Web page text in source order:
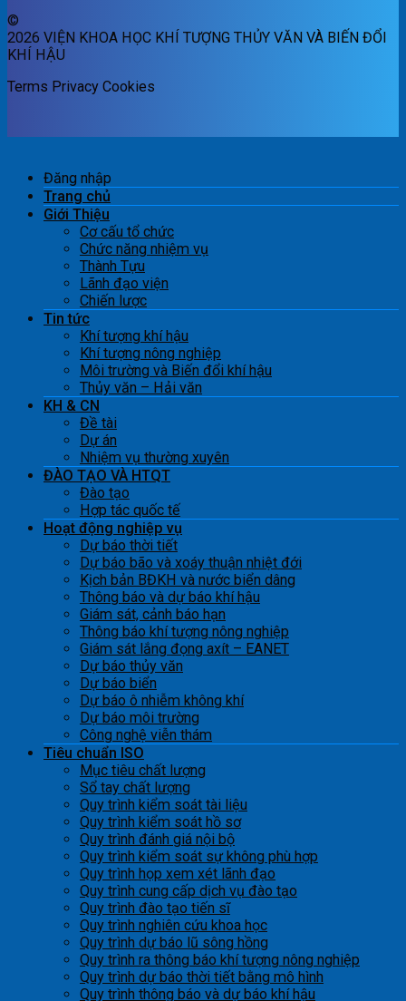
©
2026 VIỆN KHOA HỌC KHÍ TƯỢNG THỦY VĂN VÀ BIẾN ĐỔI
KHÍ HẬU
Terms Privacy Cookies
Đăng nhập
Trang chủ
Giới Thiệu
Cơ cấu tổ chức
Chức năng nhiệm vụ
Thành Tựu
Lãnh đạo viện
Chiến lược
Tin tức
Khí tượng khí hậu
Khí tượng nông nghiệp
Môi trường và Biến đổi khí hậu
Thủy văn – Hải văn
KH & CN
Đề tài
Dự án
Nhiệm vụ thường xuyên
ĐÀO TẠO VÀ HTQT
Đào tạo
Hợp tác quốc tế
Hoạt động nghiệp vụ
Dự báo thời tiết
Dự báo bão và xoáy thuận nhiệt đới
Kịch bản BĐKH và nước biển dâng
Thông báo và dự báo khí hậu
Giám sát, cảnh báo hạn
Thông báo khí tượng nông nghiệp
Giám sát lắng đọng axít – EANET
Dự báo thủy văn
Dự báo biển
Dự báo ô nhiễm không khí
Dự báo môi trường
Công nghệ viễn thám
Tiêu chuẩn ISO
Mục tiêu chất lượng
Sổ tay chất lượng
Quy trình kiểm soát tài liệu
Quy trình kiểm soát hồ sơ
Quy trình đánh giá nội bộ
Quy trình kiểm soát sự không phù hợp
Quy trình họp xem xét lãnh đạo
Quy trình cung cấp dịch vụ đào tạo
Quy trình đào tạo tiến sĩ
Quy trình nghiên cứu khoa học
Quy trình dự báo lũ sông hồng
Quy trình ra thông báo khí tượng nông nghiệp
Quy trình dự báo thời tiết bằng mô hình
Quy trình thông báo và dự báo khí hậu